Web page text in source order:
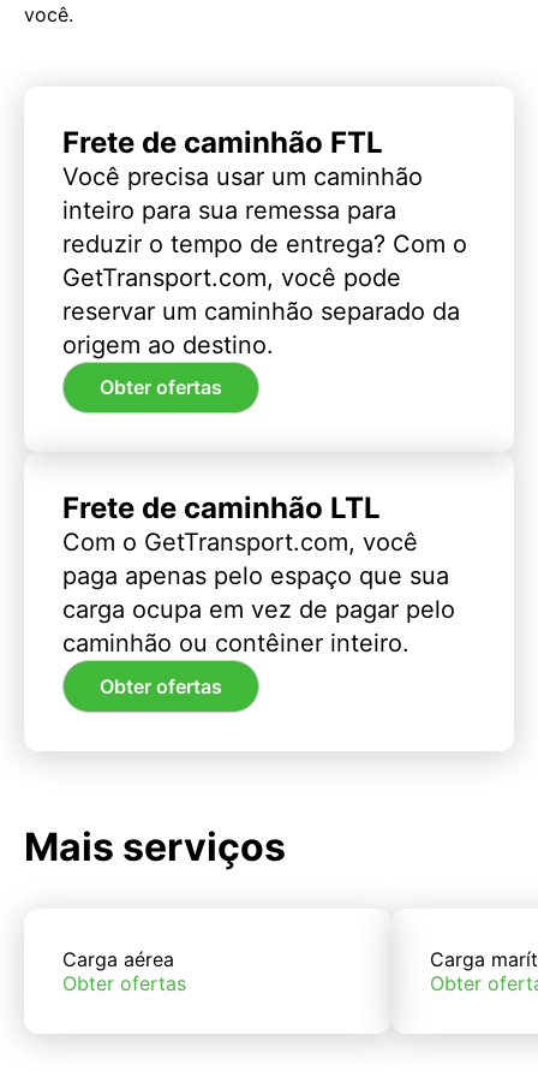
você.
Frete de caminhão FTL
Você precisa usar um caminhão
inteiro para sua remessa para
reduzir o tempo de entrega? Com o
GetTransport.com, você pode
reservar um caminhão separado da
origem ao destino.
Obter ofertas
Frete de caminhão LTL
Com o GetTransport.com, você
paga apenas pelo espaço que sua
carga ocupa em vez de pagar pelo
caminhão ou contêiner inteiro.
Obter ofertas
Mais serviços
Carga aérea
Obter ofertas
Carga
Obter